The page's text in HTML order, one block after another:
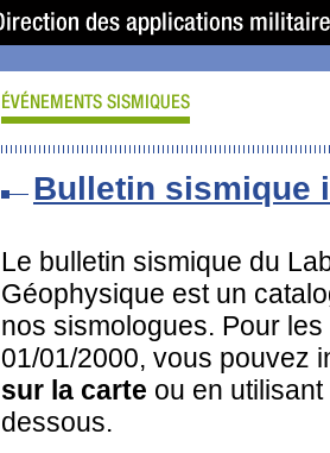
Bulletin sismique
Le bulletin sismique du
Géophysique est un
nos sismologues. Pour
01/01/2000, vous pouvez
sur la carte ou en
dessous.